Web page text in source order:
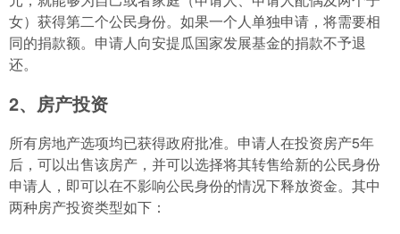
女）获得第二个公民身份。如果一个人单独申请，将需要相
同的捐款额。申请人向安提瓜国家发展基金的捐款不予退
还。
2、房产投资
所有房地产选项均已获得政府批准。申请人在投资房产5年
后，可以出售该房产，并可以选择将其转售给新的公民身份
申请人，即可以在不影响公民身份的情况下释放资金。其中
两种房产投资类型如下：